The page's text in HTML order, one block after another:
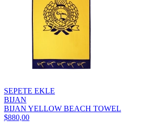
SEPETE EKLE
BIJAN
BIJAN YELLOW BEACH TOWEL
$880,00